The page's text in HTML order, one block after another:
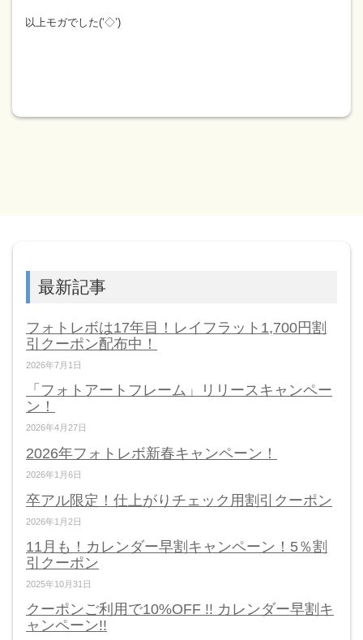
以上モガでした(‘◇’)ゞ
最新記事
フォトレボは17年目！レイフラット1,700円割
引クーポン配布中！
2026年7月1日
「フォトアートフレーム」リリースキャンペー
ン！
2026年4月27日
2026年フォトレボ新春キャンペーン！
2026年1月6日
卒アル限定！仕上がりチェック用割引クーポン
2026年1月2日
11月も！カレンダー早割キャンペーン！5％割
引クーポン
2025年10月31日
クーポンご利用で10%OFF !! カレンダー早割キ
ャンペーン!!